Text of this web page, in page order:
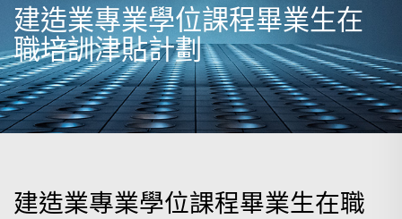
建造業專業學位課程畢業生在
職培訓津貼計劃
建造業專業學位課程畢業生在職